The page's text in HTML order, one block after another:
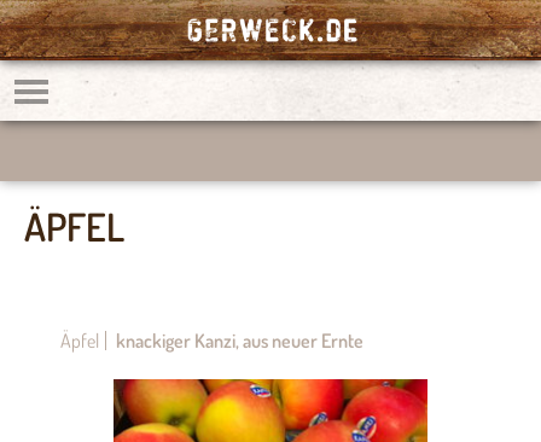
ÄPFEL
Äpfel knackiger Kanzi, aus neuer Ernte